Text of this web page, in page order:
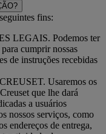
fins:
LEGAIS. Podemos ter
cumprir nossas
de instruções recebidas
Usaremos os
que lhe dará
a usuários
nossos serviços, como
endereços de entrega,